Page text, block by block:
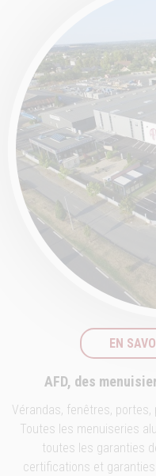
EN
AFD, des
Vérandas, fenêtres,
Toutes les menuiseries
toutes les garanties
certifications et